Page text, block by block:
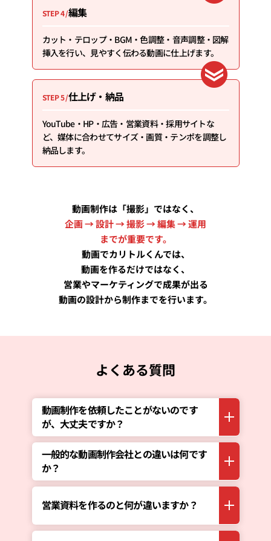
STEP 4 /編集
カット・テロップ・BGM・色調整・音声調整・図解
挿入を行い、見やすく伝わる動画に仕上げます。
STEP 5 /仕上げ・納品
YouTube・HP・広告・営業資料・採用サイトな
ど、媒体に合わせてサイズ・画質・テンポを調整し
納品します。
動画制作は「撮影」ではなく、
企画 → 設計 → 撮影 → 編集 → 運用
までが重要です。
動画でカリトルくんでは、
動画を作るだけではなく、
営業やマーケティングで成果が出る
動画の設計から制作までを行います。
よくある質問
動画制作を依頼したことがないのです
が、大丈夫ですか？
一般的な動画制作会社との違いは何です
か？
営業資料を作るのと何が違いますか？